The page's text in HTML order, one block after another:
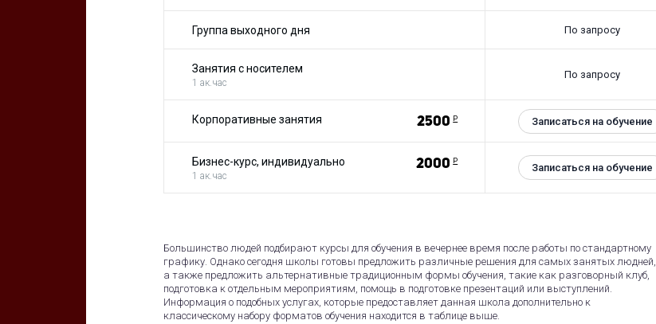
Группа выходного дня По запросу
Занятия с носителем
1 ак.час
По запросу
Корпоративные занятия 2500 Р Записаться на обучение
Бизнес-курс, индивидуально
1 ак.час
2000 Р
Записаться на обучение
Большинство людей подбирают курсы для обучения в вечернее время после работы по стандартному
графику. Однако сегодня школы готовы предложить различные решения для самых занятых людней,
а также предложить альтернативные традиционным формы обучения, такие как разговорный клуб,
подготовка к отдельным мероприятиям, помощь в подготовке презентаций или выступлений.
Информация о подобных услугах, которые предоставляет данная школа дополнительно к
классическому набору форматов обучения находится в таблице выше.